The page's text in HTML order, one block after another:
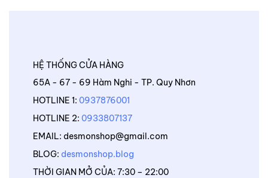
HỆ THỐNG CỬA HÀNG
65A - 67 - 69 Hàm Nghi - TP. Quy Nhơn
HOTLINE 1: 0937876001
HOTLINE 2: 0933807137
EMAIL: desmonshop@gmail.com
BLOG: desmonshop.blog
THỜI GIAN MỞ CỦA: 7:30 – 22:00